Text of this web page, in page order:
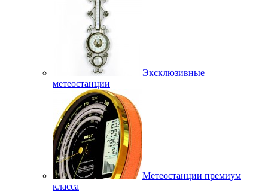
Эксклюзивные
метеостанции
Метеостанции премиум
класса